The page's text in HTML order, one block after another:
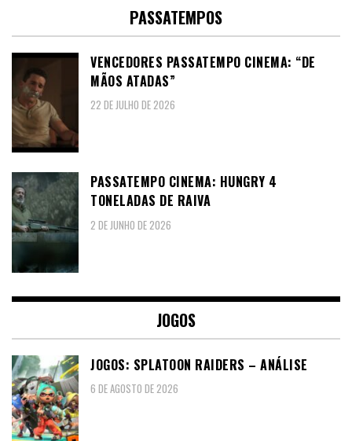
PASSATEMPOS
VENCEDORES PASSATEMPO CINEMA: “DE
MÃOS ATADAS”
22 DE JULHO DE 2026
PASSATEMPO CINEMA: HUNGRY 4
TONELADAS DE RAIVA
2 DE JUNHO DE 2026
JOGOS
JOGOS: SPLATOON RAIDERS – ANÁLISE
6 DE AGOSTO DE 2026